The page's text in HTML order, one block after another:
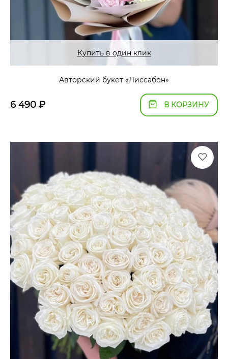
Купить в один клик
Авторский букет «Лиссабон»
6 490 ₽ В КОРЗИНУ